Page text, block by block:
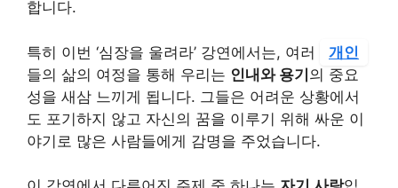
합니다.
특히 이번 ‘심장을 울려라’ 강연에서는, 여러
개인
들의 삶의 여정을 통해 우리는 인내와 용기의 중요
성을 새삼 느끼게 됩니다. 그들은 어려운 상황에서
도 포기하지 않고 자신의 꿈을 이루기 위해 싸운 이
야기로 많은 사람들에게 감명을 주었습니다.